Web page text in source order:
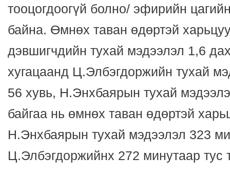
тооцогдоогүй болно/ эфирийн
байна. Өмнөх таван өдөртэй
дэвшигчдийн тухай мэдээлэл 1,6
хугацаанд Ц.Элбэгдоржийн тухай
56 хувь, Н.Энхбаярын тухай
байгаа нь өмнөх таван өдөртэй
Н.Энхбаярын тухай мэдээлэл 323
Ц.Элбэгдоржийнх 272 минутаар тус